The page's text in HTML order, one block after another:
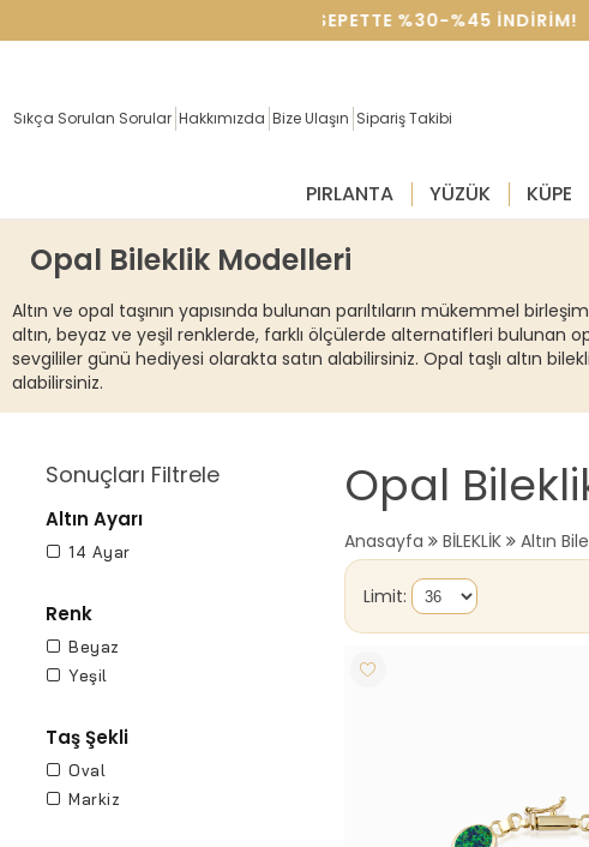
SEVGILILER GÜNÜNE ÖZEL SEPETTE %30-%45
Sıkça Sorulan Sorular Hakkımızda Bize Ulaşın Sipariş Takibi
PIRLANTA YÜZÜK KÜPE
Opal Bileklik Modelleri
Altın ve opal taşının yapısında bulunan parıltıların mükemmel
altın, beyaz ve yeşil renklerde, farklı ölçülerde alternatifleri bulunan
sevgililer günü hediyesi olarakta satın alabilirsiniz. Opal taşlı altın
alabilirsiniz.
Sonuçları Filtrele
Altın Ayarı
14 Ayar
Renk
Beyaz
Yeşil
Taş Şekli
Oval
Markiz
Opal
Anasayfa BİLEKLİK Altın
Limit: